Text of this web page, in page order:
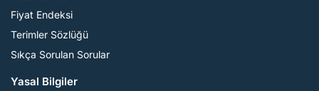
Fiyat Endeksi
Terimler Sözlüğü
Sıkça Sorulan Sorular
Yasal Bilgiler